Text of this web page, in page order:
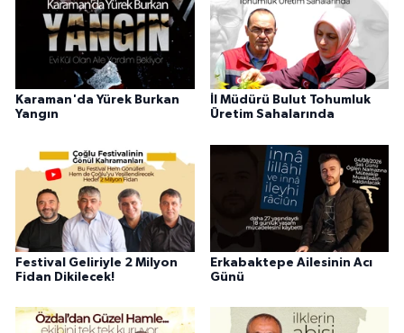
Karaman'da Yürek Burkan
Yangın
İl Müdürü Bulut Tohumluk
Üretim Sahalarında
Festival Geliriyle 2 Milyon
Fidan Dikilecek!
Erkabaktepe Ailesinin Acı
Günü